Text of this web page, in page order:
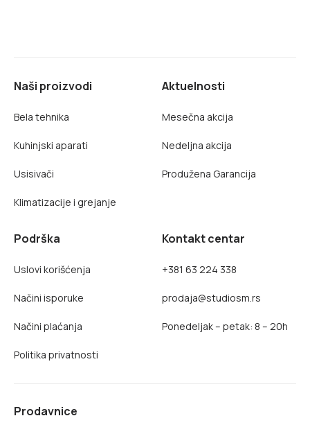
Naši proizvodi
Bela tehnika
Kuhinjski aparati
Usisivači
Klimatizacije i grejanje
Aktuelnosti
Mesečna akcija
Nedeljna akcija
Produžena Garancija
Podrška
Uslovi korišćenja
Načini isporuke
Načini plaćanja
Politika privatnosti
Kontakt centar
+381 63 224 338
prodaja@studiosm.rs
Ponedeljak – petak: 8 – 20h
Prodavnice